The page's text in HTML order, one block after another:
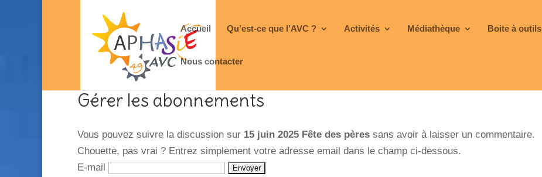
Accueil Qu’est-ce que l’AVC ? Activités Médiathèque Boite à outils
Nous contacter
Gérer les abonnements
Vous pouvez suivre la discussion sur 15 juin 2025 Fête des pères sans avoir à laisser un commentaire.
Chouette, pas vrai ? Entrez simplement votre adresse email dans le champ ci-dessous.
E-mail